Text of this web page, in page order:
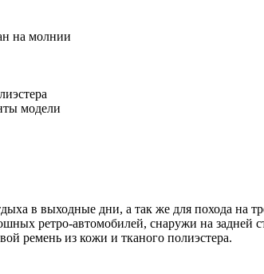
на молнии
модели
в выходные дни, а так же для похода на
ретро-автомобилей, снаружи на задней
ремень из кожи и тканого полиэстера.